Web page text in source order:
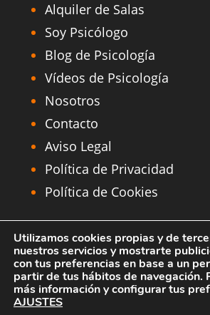
Alquiler de Salas
Soy Psicólogo
Blog de Psicología
Vídeos de Psicología
Nosotros
Contacto
Aviso Legal
Política de Privacidad
Política de Cookies
Alquier Despachos
|Psicólogos Madrid | Centro
Copyright 2026 | Web
Utilizamos cookies propias y de
nuestros servicios y mostrarte
con tus preferencias en base a un
partir de tus hábitos de navegación.
más información y configurar tus
AJUSTES